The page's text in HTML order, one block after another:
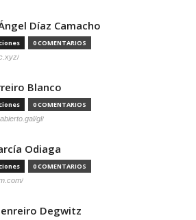
Díaz Camacho
0 COMENTARIOS
Blanco
0 COMENTARIOS
gl/
Odiaga
0 COMENTARIOS
Degwitz